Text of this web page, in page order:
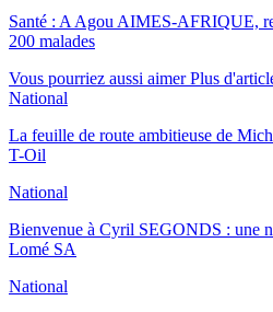
Santé : A Agou AIMES-AFRIQUE,
200 malades
Vous pourriez aussi aimer Plus
National
La feuille de route ambitieuse de
T-Oil
National
Bienvenue à Cyril SEGONDS : une
Lomé SA
National